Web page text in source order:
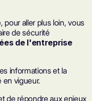
pour aller plus loin, vous
de sécurité
de l'entreprise
informations et la
vigueur.
de répondre aux enjeux